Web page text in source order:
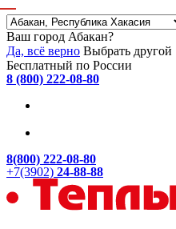
Ваш город Абакан?
Да, всё верно Выбрать другой
Бесплатный по России
8 (800) 222-08-80
8(800) 222-08-80
+7(3902) 24-88-88